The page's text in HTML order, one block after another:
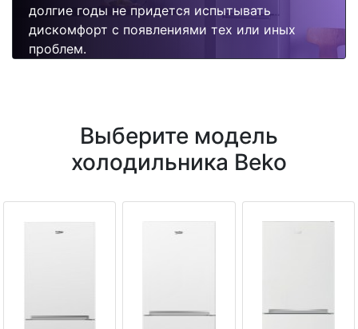
долгие годы не придется испытывать
дискомфорт с появлениями тех или иных
проблем.
Выберите модель
холодильника Beko